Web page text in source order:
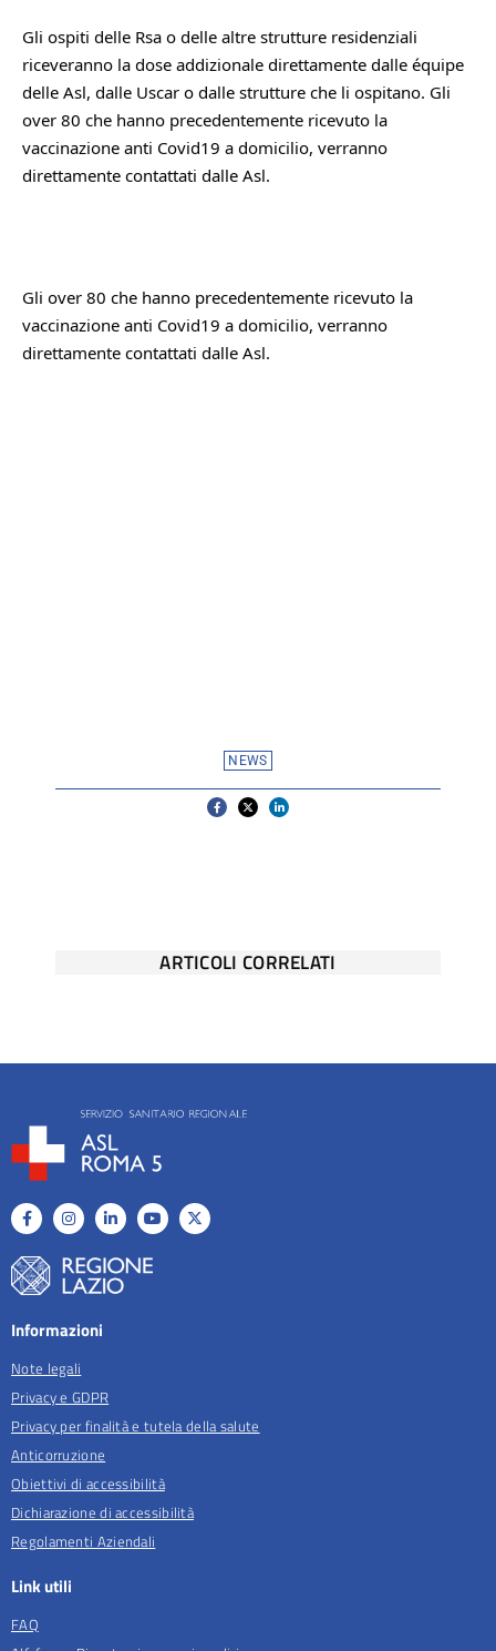
Gli ospiti delle Rsa o delle altre strutture residenziali
riceveranno la dose addizionale direttamente dalle équipe
delle Asl, dalle Uscar o dalle strutture che li ospitano. Gli
over 80 che hanno precedentemente ricevuto la
vaccinazione anti Covid19 a domicilio, verranno
direttamente contattati dalle Asl.
Gli over 80 che hanno precedentemente ricevuto la
vaccinazione anti Covid19 a domicilio, verranno
direttamente contattati dalle Asl.
NEWS
ARTICOLI CORRELATI
Informazioni
Note legali
Privacy e GDPR
Privacy per finalità e tutela della salute
Anticorruzione
Obiettivi di accessibilità
Dichiarazione di accessibilità
Regolamenti Aziendali
Link utili
FAQ